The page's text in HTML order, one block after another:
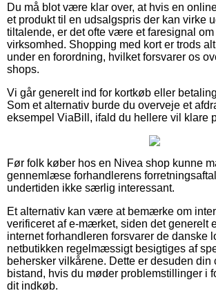
Du må blot være klar over, at hvis en
et produkt til en udsalgspris der kan virke
tiltalende, er det ofte være et faresignal
virksomhed. Shopping med kort er trods
under en forordning, hvilket forsvarer os
shops.
Vi går generelt ind for kortkøb eller
Som et alternativ burde du overveje et
eksempel ViaBill, ifald du hellere vil klare
Før folk køber hos en Nivea shop kunne
gennemlæse forhandlerens
undertiden ikke særlig interessant.
Et alternativ kan være at bemærke om
verificeret af e-mærket, siden det generelt
internet forhandleren forsvarer de danske
netbutikken regelmæssigt besigtiges af
behersker vilkårene. Dette er desuden din
bistand, hvis du møder problemstillinger i
dit indkøb.